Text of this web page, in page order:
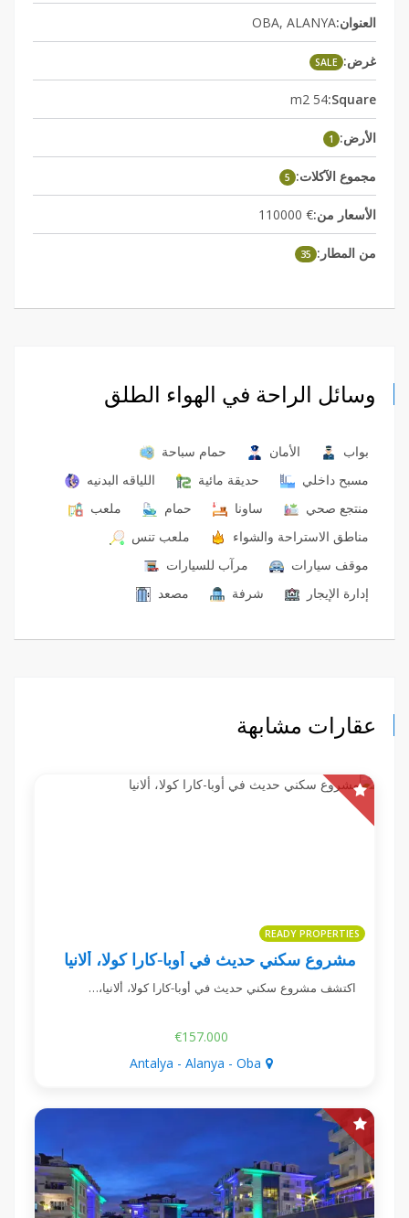
العنوان:OBA, ALANYA
غرض: SALE
Square:
54 m2
الأرض: 1
مجموع الآكلات: 5
الأسعار من:€ 110000
من المطار: 35
وسائل الراحة في الهواء الطلق
بواب الأمان
حمام سباحة
مسبح داخلي
حديقة مائية
اللياقه البدنيه
منتجع صحي
ساونا حمام
ملعب
مناطق الاستراحة والشواء
ملعب تنس
موقف سيارات
مرآب للسيارات
إدارة الإيجار
شرفة مصعد
عقارات مشابهة
READY PROPERTIES
مشروع سكني حديث في أوبا-كارا كولا، ألانيا
اكتشف مشروع سكني حديث في أوبا-كارا كولا، ألانيا،…
€157.000
Antalya - Alanya - Oba